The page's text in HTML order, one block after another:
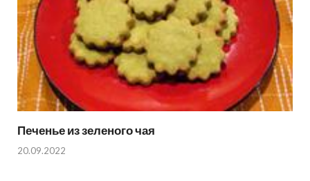
Печенье из зеленого чая
20.09.2022